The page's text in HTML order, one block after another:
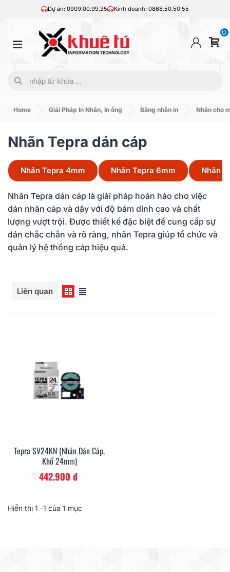
Dự án: 0909.00.99.35 Kinh doanh: 0868.50.50.55
0
Home Giải Pháp In Nhãn, In ống Băng nhãn in Nhãn cho
Nhãn Tepra dán cáp
Nhãn Tepra 4mm Nhãn Tepra 6mm Nhãn
Nhãn Tepra dán cáp là giải pháp hoàn hảo cho việc
dán nhãn cáp và dây với độ bám dính cao và chất
lượng vượt trội. Được thiết kế đặc biệt để cung cấp sự
dán chắc chắn và rõ ràng, nhãn Tepra giúp tổ chức và
quản lý hệ thống cáp hiệu quả.
Liên quan
Tepra SV24KN (Nhãn Dán Cáp,
Khổ 24mm)
442.900 đ
Hiển thị 1 -1 của 1 mục